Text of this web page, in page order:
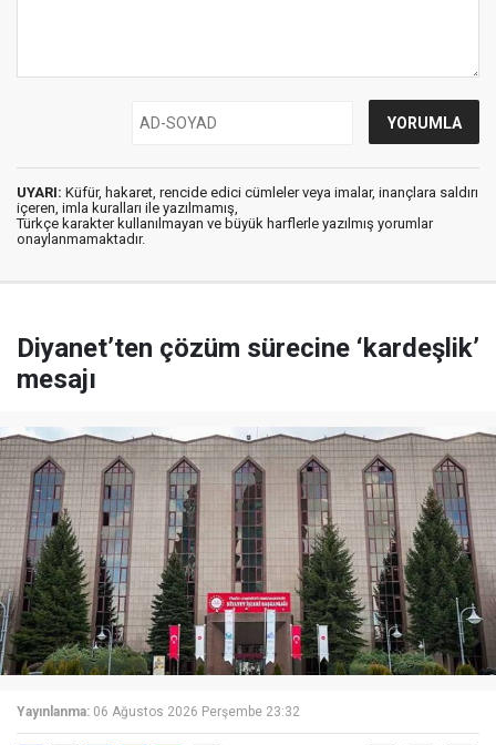
UYARI: Küfür, hakaret, rencide edici cümleler veya imalar, inançlara saldırı
içeren, imla kuralları ile yazılmamış,
Türkçe karakter kullanılmayan ve büyük harflerle yazılmış yorumlar
onaylanmamaktadır.
Diyanet’ten çözüm sürecine ‘kardeşlik’
mesajı
Yayınlanma: 06 Ağustos 2026 Perşembe 23:32